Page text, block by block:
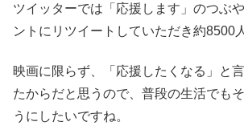
ツイッターでは「応援します」のつぶ
ントにリツイートしていただき約8500
映画に限らず、「応援したくなる」と
たからだと思うので、普段の生活でも
うにしたいですね。